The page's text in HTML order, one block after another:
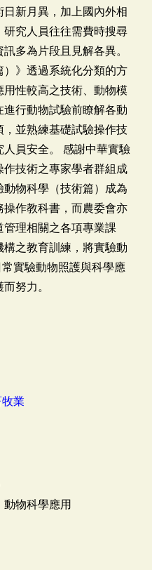
新月異，加上國內外相
究人員往往需費時搜尋
多為片段且見解各異。
）》透過系統化分類的方
性較高之技術、動物模
行動物試驗前瞭解各動
並熟練基礎試驗操作技
員安全。 感謝中華實驗
技術之專家學者群組成
物科學（技術篇）成為
作教科書，而農委會亦
理相關之各項專業課
之教育訓練，將實驗動
實驗動物照護與科學應
努力。
業
物科學應用